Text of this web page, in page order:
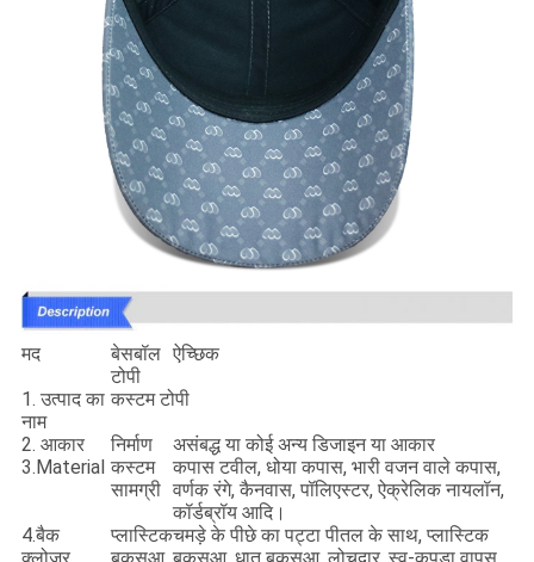
मद
बेसबॉल
टोपी
ऐच्छिक
1. उत्पाद का
नाम
कस्टम टोपी
2. आकार
निर्माण
असंबद्ध या कोई अन्य डिजाइन या आकार
3.Material कस्टम
सामग्री
कपास टवील, धोया कपास, भारी वजन वाले कपास,
वर्णक रंगे, कैनवास, पॉलिएस्टर, ऐक्रेलिक नायलॉन,
कॉर्डब्रॉय आदि।
4.बैक
प्लास्टिकचमड़े के पीछे का पट्टा पीतल के साथ, प्लास्टिक